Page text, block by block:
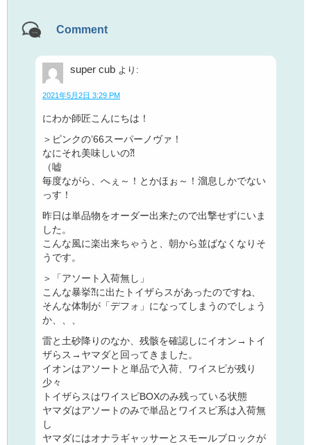
Comment
super cub より:
2021年5月2日 3:29 PM
にわか師匠こんにちは！
＞ピンクの’66スーパーノヴァ！
なにそれ美味しいの⁈
（嘘
毎度ながら、へぇ～！とかほぉ～！溜息しかでない
っす！
昨日は単品物をオーダー出来たので出撃せずにいま
した。
こんな風に楽出来ちゃうと、朝から並ばなくなりそ
うです。
＞「アソート入荷無し」
こんな暴挙⁈に出たトイザらスがあったのですね、
そんな体制が「デフォ」になってしまうのでしょう
か、、、
雷と土砂降りのなか、残骸を確認しにイオン→トイ
ザらス→ヤマダと回ってきました。
イオンはアソートと単品で入荷、ワイスピが残り
少々
トイザらスはワイスピBOXのみ残っている状態
ヤマダはアソートのみで単品とワイスピ系は入荷無
し
ヤマダにはオナラギャッサーとスモールブロックが